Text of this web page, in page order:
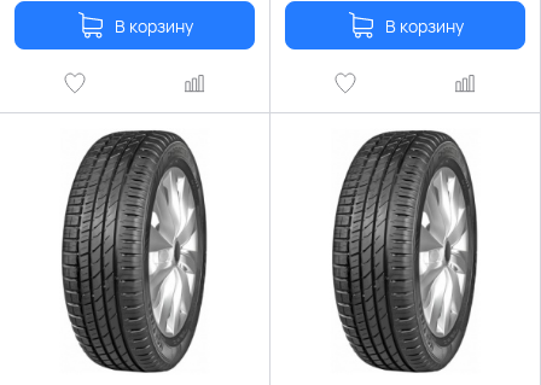
В корзину В корзину